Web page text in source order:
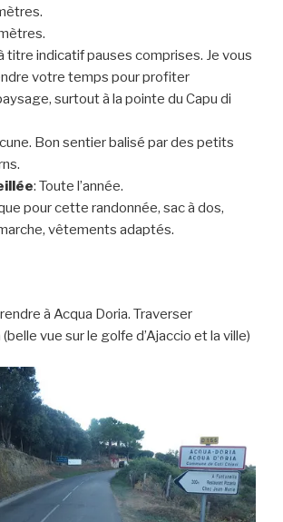
titre indicatif pauses comprises. Je vous
votre temps pour profiter
surtout à la pointe du Capu di
Bon sentier balisé par des petits
: Toute l’année.
pour cette randonnée, sac à dos,
vêtements adaptés.
à Acqua Doria. Traverser
vue sur le golfe d’Ajaccio et la ville)